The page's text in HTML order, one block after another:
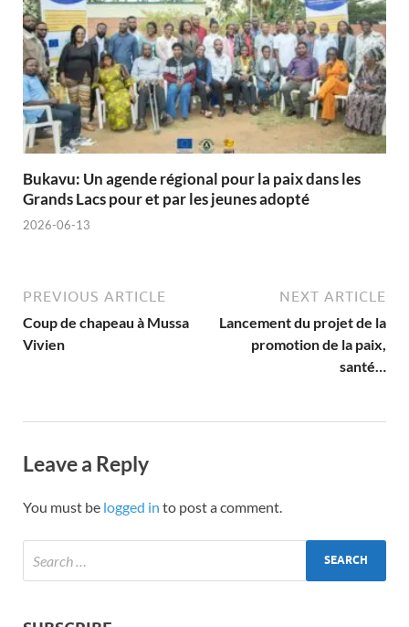
Bukavu: Un agende régional pour la paix dans les
Grands Lacs pour et par les jeunes adopté
2026-06-13
PREVIOUS ARTICLE
Coup de chapeau à Mussa
Vivien
NEXT ARTICLE
Lancement du projet de la
promotion de la paix,
santé…
Leave a Reply
You must be logged in to post a comment.